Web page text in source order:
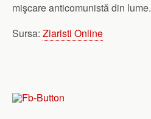
mişcare anticomunistă din lume.
Sursa: Ziaristi Online